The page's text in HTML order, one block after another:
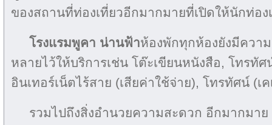
ของสถานที่ท่องเที่ยวอีกมากมายที่เปิดให้นักท่อง
โรงแรมพูคา น่านฟ้าห้องพักทุกห้องยังมีควา
หลายไว้ให้บริการเช่น โต๊ะเขียนหนังสือ, โทรทั
อินเทอร์เน็ตไร้สาย (เสียค่าใช้จ่าย), โทรทัศน์ (เค
รวมไปถึงสิ่งอำนวยความสะดวก อีกมากมา